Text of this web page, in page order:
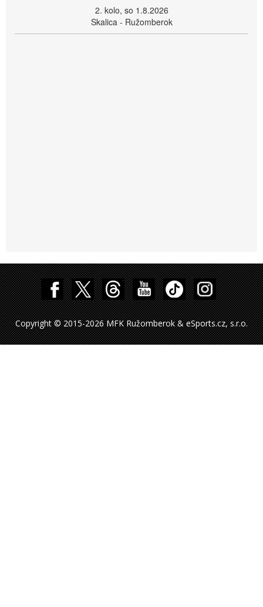
2. kolo, so 1.8.2026
Skalica - Ružomberok
Copyright © 2015-2026 MFK Ružomberok & eSports.cz, s.r.o.